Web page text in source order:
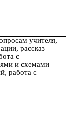
учителя,
рассказ
с
и схемами
работа с